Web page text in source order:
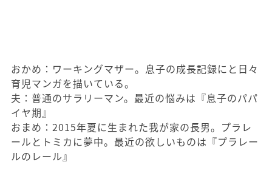
おかめ：ワーキングマザー。息子の成長記録にと日々
育児マンガを描いている。
夫：普通のサラリーマン。最近の悩みは『息子のパパ
イヤ期』
おまめ：2015年夏に生まれた我が家の長男。プラレ
ールとトミカに夢中。最近の欲しいものは『プラレー
ルのレール』